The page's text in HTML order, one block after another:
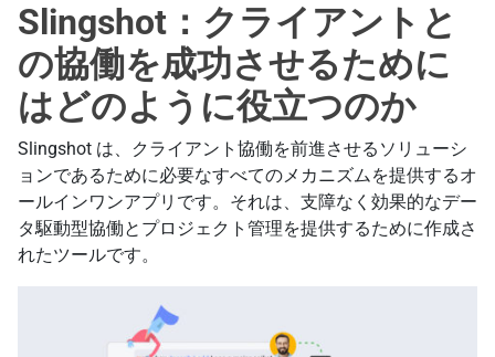
Slingshot：クライアントと
の協働を成功させるために
はどのように役立つのか
Slingshot は、クライアント協働を前進させるソリューシ
ョンであるために必要なすべてのメカニズムを提供するオ
ールインワンアプリです。それは、支障なく効果的なデー
タ駆動型協働とプロジェクト管理を提供するために作成さ
れたツールです。